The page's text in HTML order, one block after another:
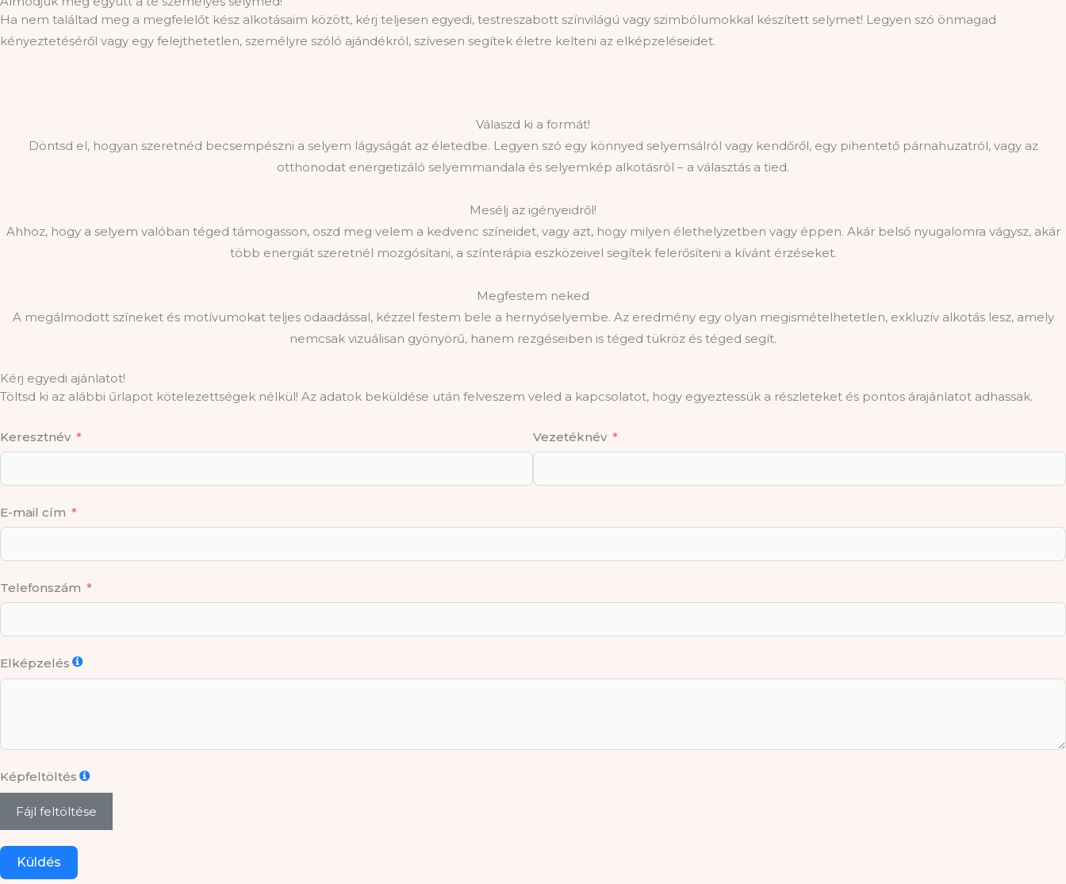
Ha nem találtad meg a megfelelőt kész alkotásaim között, kérj teljesen egyedi, testreszabott színvilágú vagy szimbólumokkal készített selymet! Legyen szó önmagad
kényeztetéséről vagy egy felejthetetlen, személyre szóló ajándékról, szívesen segítek életre kelteni az elképzeléseidet.
Válaszd ki a formát!
Döntsd el, hogyan szeretnéd becsempészni a selyem lágyságát az életedbe. Legyen szó egy könnyed selyemsálról vagy kendőről, egy pihentető párnahuzatról, vagy az
otthonodat energetizáló selyemmandala és selyemkép alkotásról – a választás a tied.
Mesélj az igényeidről!
Ahhoz, hogy a selyem valóban téged támogasson, oszd meg velem a kedvenc színeidet, vagy azt, hogy milyen élethelyzetben vagy éppen. Akár belső nyugalomra vágysz, akár
több energiát szeretnél mozgósítani, a színterápia eszközeivel segítek felerősíteni a kívánt érzéseket.
Megfestem neked
A megálmodott színeket és motívumokat teljes odaadással, kézzel festem bele a hernyóselyembe. Az eredmény egy olyan megismételhetetlen, exkluzív alkotás lesz, amely
nemcsak vizuálisan gyönyörű, hanem rezgéseiben is téged tükröz és téged segít.
Kérj egyedi ajánlatot!
Töltsd ki az alábbi űrlapot kötelezettségek nélkül! Az adatok beküldése után felveszem veled a kapcsolatot, hogy egyeztessük a részleteket és pontos árajánlatot adhassak.
Keresztnév Vezetéknév
E-mail cím
Telefonszám
Elképzelés
Képfeltöltés
Fájl feltöltése
Küldés